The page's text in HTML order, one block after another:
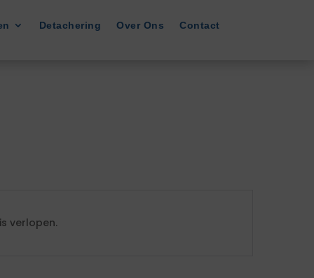
Detachering Over Ons Contact
verlopen.